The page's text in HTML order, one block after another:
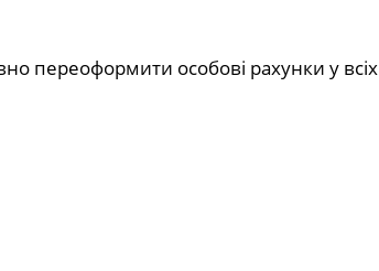
переоформити особові рахунки у всіх